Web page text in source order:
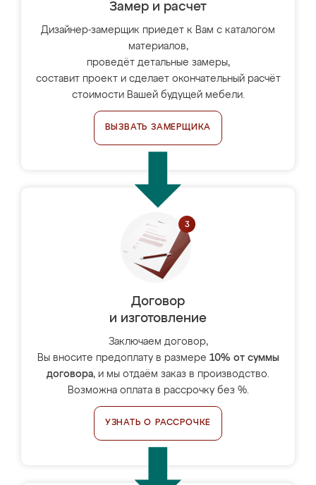
Замер и расчет
Дизайнер-замерщик приедет к Вам с каталогом
материалов,
проведёт детальные замеры,
составит проект и сделает окончательный расчёт
стоимости Вашей будущей мебели.
ВЫЗВАТЬ ЗАМЕРЩИКА
Договор
и изготовление
Заключаем договор,
Вы вносите предоплату в размере 10% от суммы
договора, и мы отдаём заказ в производство.
Возможна оплата в рассрочку без %.
УЗНАТЬ О РАССРОЧКЕ